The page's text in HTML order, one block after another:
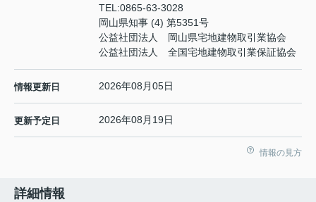
TEL:0865-63-3028
岡山県知事 (4) 第5351号
公益社団法人 岡山県宅地建物取引業協会
公益社団法人 全国宅地建物取引業保証協会
情報更新日 2026年08月05日
更新予定日 2026年08月19日
情報の見方
詳細情報